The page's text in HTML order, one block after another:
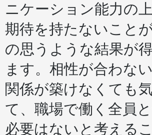
ニケーション能力の
期待を持たないこと
の思うような結果が
ます。相性が合わな
関係が築けなくても
て、職場で働く全員
必要はないと考える